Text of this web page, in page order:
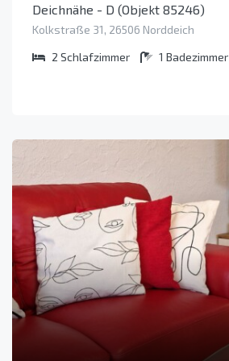
Deichnähe - D (Objekt 85246)
Kolkstraße 31, 26506 Norddeich
2 Schlafzimmer 1 Badezimmer